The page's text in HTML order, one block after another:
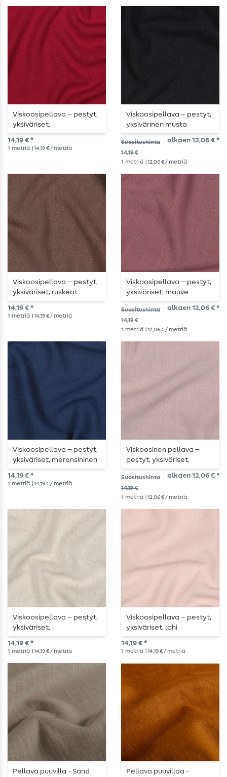
Viskoosipellava – pestyt,
yksiväriset,
tummanpunaiset
14,19 € *
1 metriä | 14,19 € / metriä
Viskoosipellava – pestyt,
yksivärinen musta
Suositushinta
14,19 €
alkaen 12,06 € *
1 metriä | 12,06 € / metriä
Viskoosipellava – pestyt,
yksiväriset, ruskeat
14,19 € *
1 metriä | 14,19 € / metriä
Viskoosipellava – pestyt,
yksiväriset, mauve
Suositushinta
14,19 €
alkaen 12,06 € *
1 metriä | 12,06 € / metriä
Viskoosipellava – pestyt,
yksiväriset, merensininen
14,19 € *
1 metriä | 14,19 € / metriä
Viskoosinen pellava –
pestyt, yksiväriset,
vanhan vaaleanpunaiset
Suositushinta
14,19 €
alkaen 12,06 € *
1 metriä | 12,06 € / metriä
Viskoosipellava – pestyt,
yksiväriset,
luonnonväriset
14,19 € *
1 metriä | 14,19 € / metriä
Viskoosipellava – pestyt,
yksiväriset, lohi
14,19 € *
1 metriä | 14,19 € / metriä
Pellava puuvilla - Sand Pellava puuvillaa -